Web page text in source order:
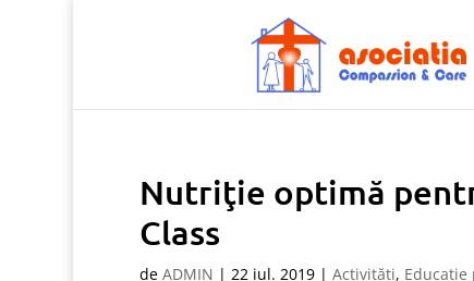
Nutriţie optimă
Class
de ADMIN | 22 iul. 2019| Activități,